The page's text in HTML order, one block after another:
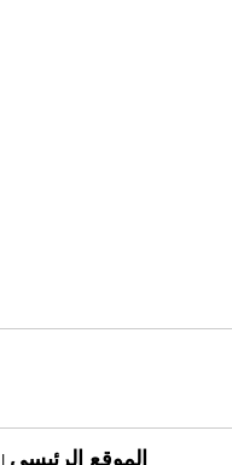
الموقع الرئيسي